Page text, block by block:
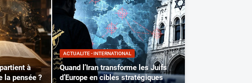
à
la pensée ?
ACTUALITE - INTERNATIONAL
Quand l’Iran transforme les Juifs
d’Europe en cibles stratégiques